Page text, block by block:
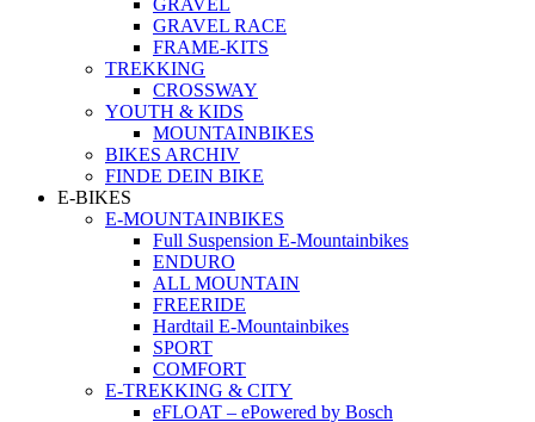
GRAVEL
GRAVEL RACE
FRAME-KITS
TREKKING
CROSSWAY
YOUTH & KIDS
MOUNTAINBIKES
BIKES ARCHIV
FINDE DEIN BIKE
E-BIKES
E-MOUNTAINBIKES
Full Suspension E-Mountainbikes
ENDURO
ALL MOUNTAIN
FREERIDE
Hardtail E-Mountainbikes
SPORT
COMFORT
E-TREKKING & CITY
eFLOAT – ePowered by Bosch